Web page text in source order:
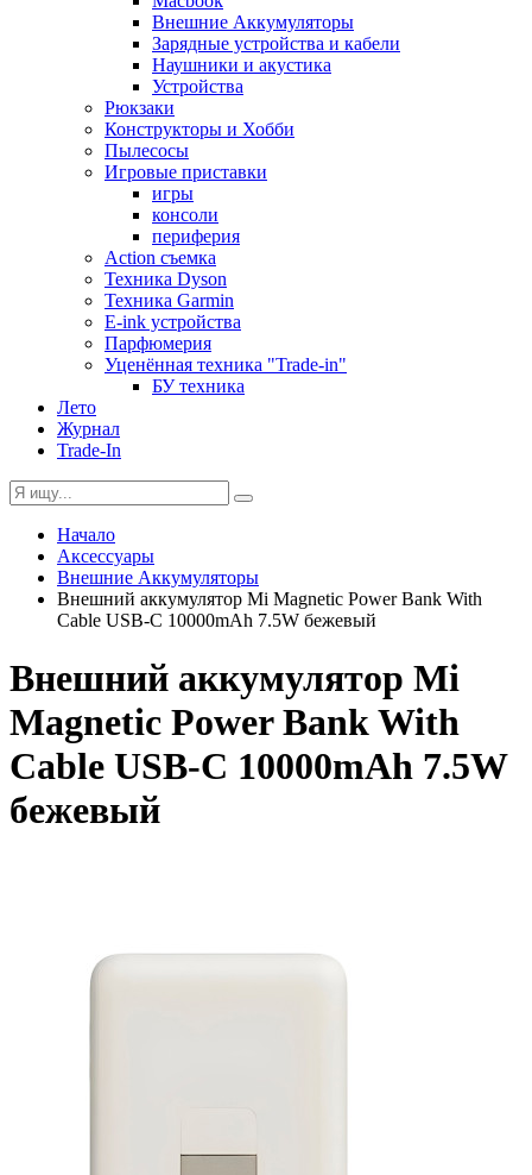
Внешние Аккумуляторы
Зарядные устройства и кабели
Наушники и акустика
Устройства
Рюкзаки
Конструкторы и Хобби
Пылесосы
Игровые приставки
игры
консоли
периферия
Action съемка
Техника Dyson
Техника Garmin
E-ink устройства
Парфюмерия
Уценённая техника "Trade-in"
БУ техника
Лето
Журнал
Trade-In
Начало
Аксессуары
Внешние Аккумуляторы
Внешний аккумулятор Mi Magnetic Power Bank With
Cable USB-C 10000mAh 7.5W бежевый
Внешний аккумулятор Mi
Magnetic Power Bank With
Cable USB-C 10000mAh 7.5W
бежевый